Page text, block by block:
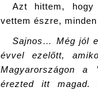
Azt hittem,
vettem észre,
Sajnos… Még jól
évvel ezelőtt,
Magyarországon a
érezted itt magad.